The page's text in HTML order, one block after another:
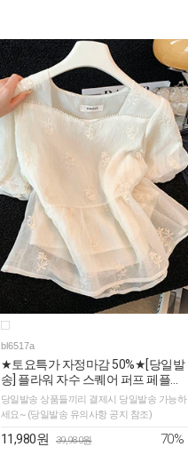
bl6517a
★토요특가 자정마감 50%★[당일발
송] 플라워 자수 스퀘어 퍼프 페플럼
블라우스
당일발송 상품들끼리 결제시 당일발송 가능하
세요~ (당일발송 유의사항 공지 참조)
11,980원 39,980원 70%